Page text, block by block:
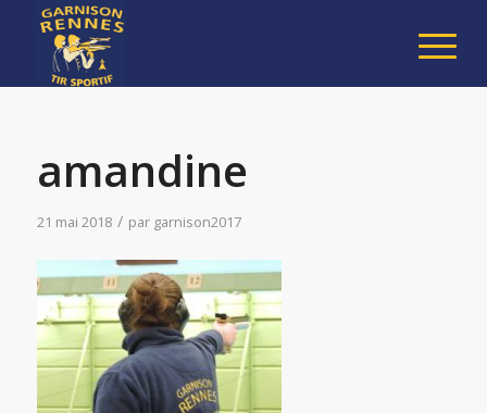
amandine
21 mai 2018 / par garnison2017